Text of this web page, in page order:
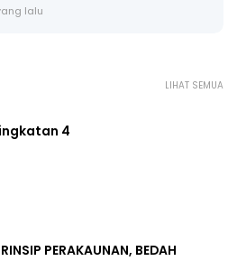
lalu
LIHAT SEMUA
4
PERAKAUNAN, BEDAH